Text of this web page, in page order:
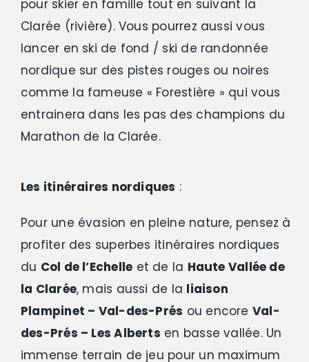
pour skier en famille tout en suivant la
Clarée (rivière). Vous pourrez aussi vous
lancer en ski de fond / ski de randonnée
nordique sur des pistes rouges ou noires
comme la fameuse « Forestière » qui vous
entrainera dans les pas des champions du
Marathon de la Clarée.
Les itinéraires nordiques :
Pour une évasion en pleine nature, pensez à
profiter des superbes itinéraires nordiques
du Col de l’Echelle et de la Haute Vallée de
la Clarée, mais aussi de la liaison
Plampinet – Val-des-Prés ou encore Val-
des-Prés – Les Alberts en basse vallée. Un
immense terrain de jeu pour un maximum